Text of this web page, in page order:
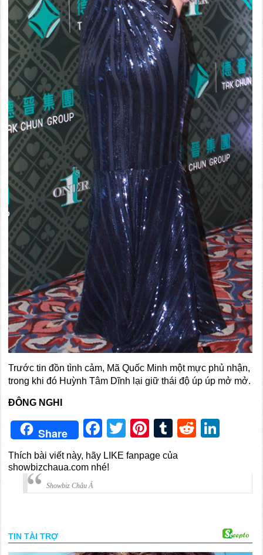
Trước tin đồn tình cảm, Mã Quốc Minh một mực phủ nhận,
trong khi đó Huỳnh Tâm Dĩnh lại giữ thái độ úp úp mở mở.
ĐÔNG NGHI
Share Facebook
TwitterPinterest
TumblrReddit
Thích bài viết này, hãy LIKE fanpage của
showbizchaua.com nhé!
Showbiz Châu Á